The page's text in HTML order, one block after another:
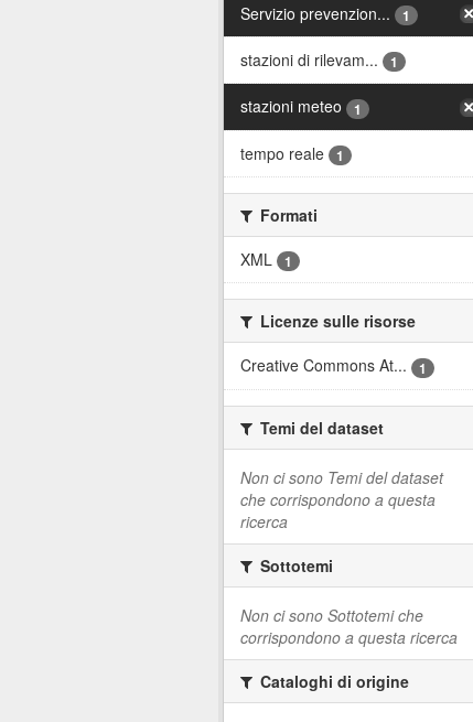
Servizio prevenzion... 1
stazioni di rilevam... 1
stazioni meteo 1
tempo reale 1
Formati
XML
1
Licenze sulle risorse
Creative Commons At...
1
Temi del dataset
Non ci sono Temi del dataset
che corrispondono a questa
ricerca
Sottotemi
Non ci sono Sottotemi che
corrispondono a questa ricerca
Cataloghi di origine